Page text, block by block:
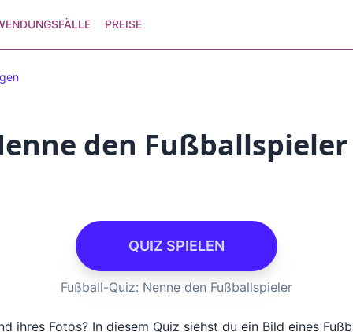
PREISE
den Fußballspieler
QUIZ SPIELEN
Fußball-Quiz: Nenne den Fußballspieler
ihres Fotos? In diesem Quiz siehst du ein Bild eines